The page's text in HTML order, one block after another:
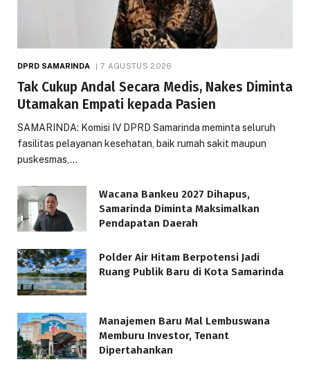
DPRD SAMARINDA 7 AGUSTUS 2026
Tak Cukup Andal Secara Medis, Nakes Diminta
Utamakan Empati kepada Pasien
SAMARINDA: Komisi IV DPRD Samarinda meminta seluruh
fasilitas pelayanan kesehatan, baik rumah sakit maupun
puskesmas,…
Wacana Bankeu 2027 Dihapus,
Samarinda Diminta Maksimalkan
Pendapatan Daerah
Polder Air Hitam Berpotensi Jadi
Ruang Publik Baru di Kota Samarinda
Manajemen Baru Mal Lembuswana
Memburu Investor, Tenant
Dipertahankan